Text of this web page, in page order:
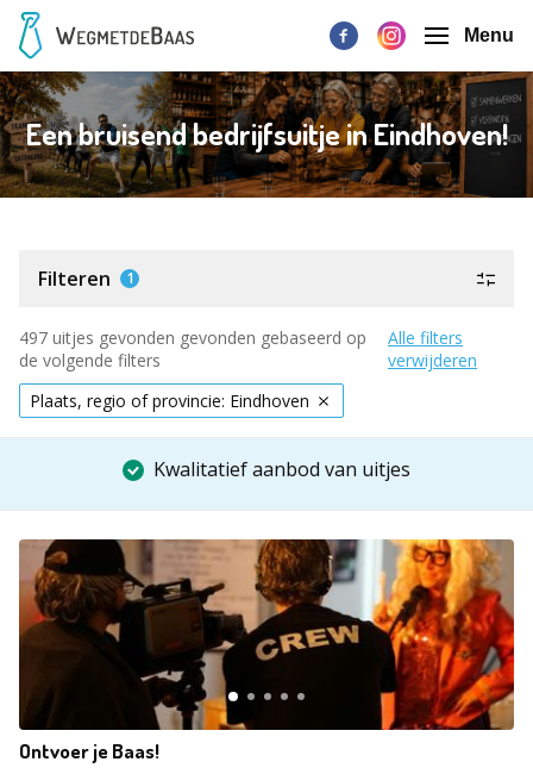
Menu
Een bruisend bedrijfsuitje in Eindhoven!
Filteren 1
497 uitjes gevonden gevonden gebaseerd op
de volgende filters
Alle filters
verwijderen
Plaats, regio of provincie: Eindhoven
Kwalitatief aanbod van uitjes
Ontvoer je Baas!